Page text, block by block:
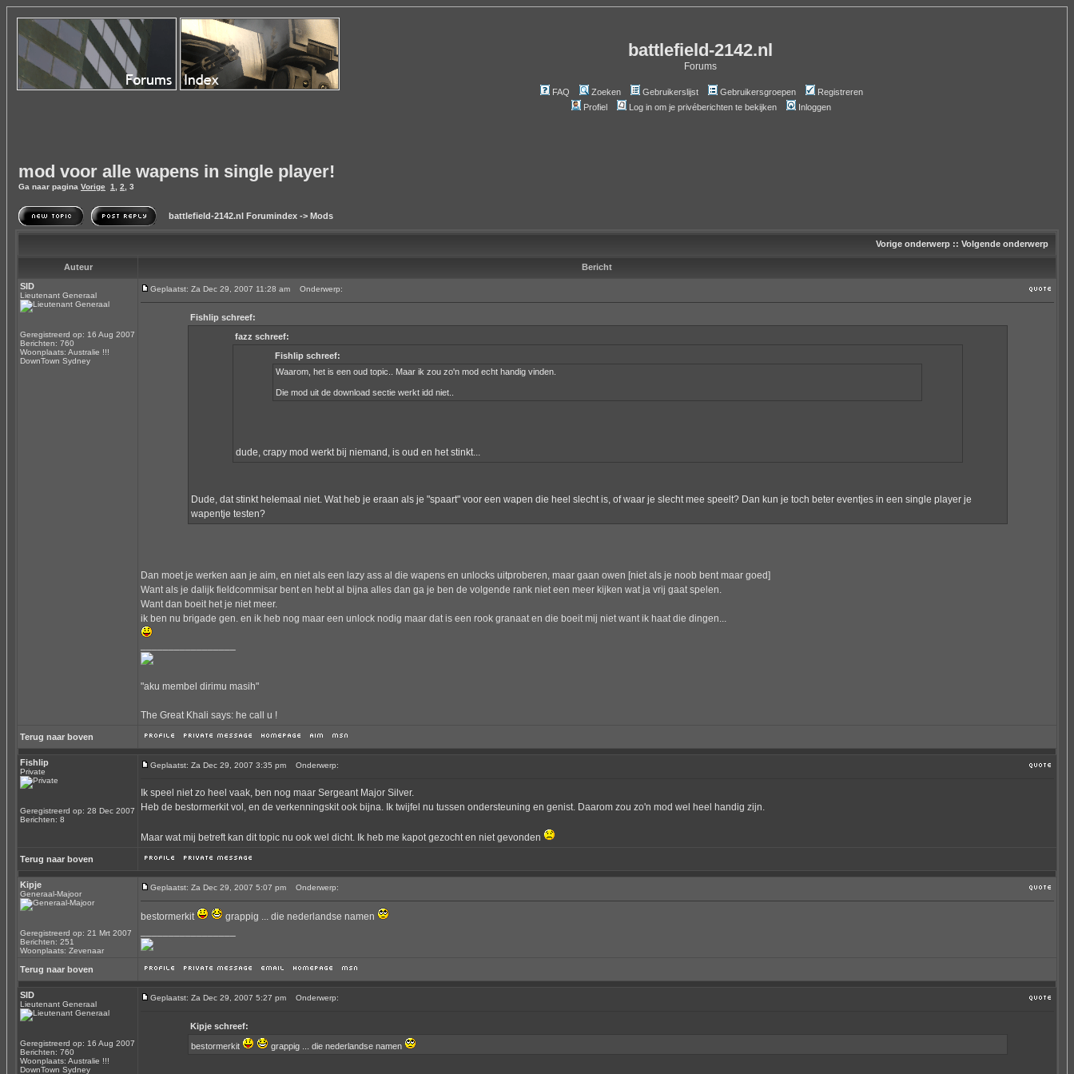
battlefield-2142.nl
Forums
FAQ Zoeken Gebruikerslijst Gebruikersgroepen
Registreren
Profiel
Log in om je privéberichten te bekijken Inloggen
mod voor alle wapens in single player!
Ga naar pagina Vorige 1 2 3
battlefield-2142.nl Forumindex -> Mods
Vorige onderwerp :: Volgende onderwerp
Auteur
Bericht
SID
Lieutenant Generaal
Geregistreerd op: 16 Aug 2007
Berichten: 760
Woonplaats: Australie !!!
DownTown Sydney
Geplaatst: Za Dec 29, 2007 11:28 am Onderwerp:
Fishlip schreef:
fazz schreef:
Fishlip schreef:
Waarom, het is een oud topic.. Maar ik zou zo'n mod echt handig vinden.
Die mod uit de download sectie werkt idd niet..
dude, crapy mod werkt bij niemand, is oud en het stinkt...
Dude, dat stinkt helemaal niet. Wat heb je eraan als je "spaart" voor een wapen die heel slecht is, of waar je slecht mee speelt? Dan kun je toch beter eventjes in een single player je
wapentje testen?
Dan moet je werken aan je aim, en niet als een lazy ass al die wapens en unlocks uitproberen, maar gaan owen [niet als je noob bent maar goed]
Want als je dalijk fieldcommisar bent en hebt al bijna alles dan ga je ben de volgende rank niet een meer kijken wat ja vrij gaat spelen.
Want dan boeit het je niet meer.
ik ben nu brigade gen. en ik heb nog maar een unlock nodig maar dat is een rook granaat en die boeit mij niet want ik haat die dingen...
"aku membel dirimu masih"
The Great Khali says: he call u !
Terug naar boven
Fishlip
Private
Geregistreerd op: 28 Dec 2007
Berichten: 8
Geplaatst: Za Dec 29, 2007 3:35 pm Onderwerp:
Ik speel niet zo heel vaak, ben nog maar Sergeant Major Silver.
Heb de bestormerkit vol, en de verkenningskit ook bijna. Ik twijfel nu tussen ondersteuning en genist. Daarom zou zo'n mod wel heel handig zijn.
Maar wat mij betreft kan dit topic nu ook wel dicht. Ik heb me kapot gezocht en niet gevonden
Terug naar boven
Kipje
Generaal-Majoor
Geregistreerd op: 21 Mrt 2007
Berichten: 251
Woonplaats: Zevenaar
Geplaatst: Za Dec 29, 2007 5:07 pm Onderwerp:
bestormerkit
grappig ... die nederlandse namen
Terug naar boven
SID
Lieutenant Generaal
Geregistreerd op: 16 Aug 2007
Berichten: 760
Woonplaats: Australie !!!
DownTown Sydney
Geplaatst: Za Dec 29, 2007 5:27 pm Onderwerp:
Kipje schreef:
bestormerkit grappig ... die nederlandse namen